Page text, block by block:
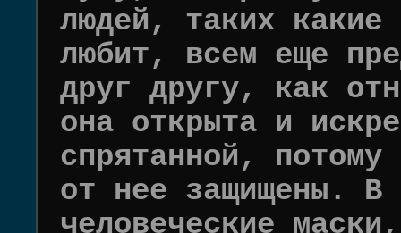
людей, таких
любит, всем еще
друг другу, как
она открыта и
спрятанной,
от нее защищены. В
человеческие